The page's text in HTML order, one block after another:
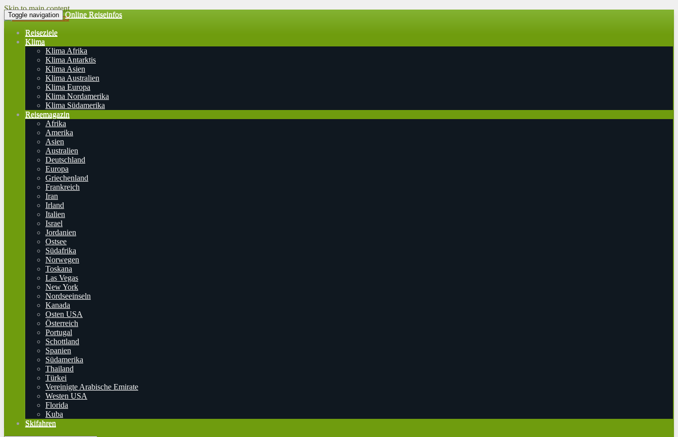
Skip to main content
Toggle navigation Online Reiseinfos
Reiseziele
Klima
Klima Afrika
Klima Antarktis
Klima Asien
Klima Australien
Klima Europa
Klima Nordamerika
Klima Südamerika
Reisemagazin
Afrika
Amerika
Asien
Australien
Deutschland
Europa
Griechenland
Frankreich
Iran
Irland
Italien
Israel
Jordanien
Ostsee
Südafrika
Norwegen
Toskana
Las Vegas
New York
Nordseeinseln
Kanada
Osten USA
Österreich
Portugal
Schottland
Spanien
Südamerika
Thailand
Türkei
Vereinigte Arabische Emirate
Westen USA
Florida
Kuba
Skifahren